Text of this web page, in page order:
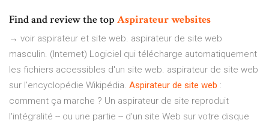
Find and review the top Aspirateurwebsites
→ voir aspirateur et site web. aspirateur de site web
masculin. (Internet) Logiciel qui télécharge automatiquement
les fichiers accessibles d'un site web. aspirateur de site web
sur l’encyclopédie Wikipédia. Aspirateur de site web :
comment ça marche ? Un aspirateur de site reproduit
l'intégralité -- ou une partie -- d'un site Web sur votre disque